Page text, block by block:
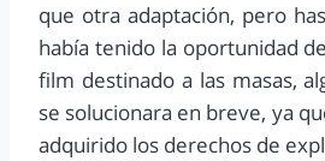
que otra adaptación, pero
había tenido la oportunidad
film destinado a las masas,
se solucionara en breve, ya
adquirido los derechos de